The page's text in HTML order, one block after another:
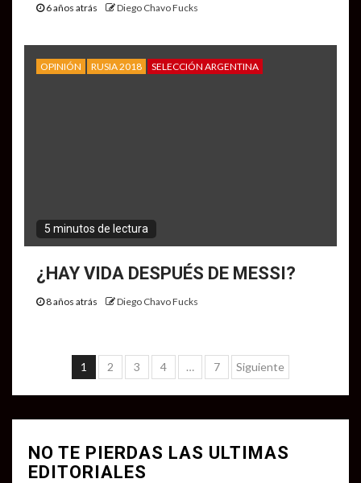
6 años atrás Diego Chavo Fucks
OPINIÓN RUSIA 2018 SELECCIÓN ARGENTINA
5 minutos de lectura
¿HAY VIDA DESPUÉS DE MESSI?
8 años atrás Diego Chavo Fucks
Navegación
de
entradas
1 2 3 4 … 7 Siguiente
NO TE PIERDAS LAS ULTIMAS
EDITORIALES